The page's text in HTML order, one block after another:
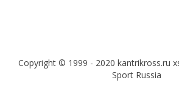
Copyright © 1999 - 2020 kantrikross.ru
Sport Russia